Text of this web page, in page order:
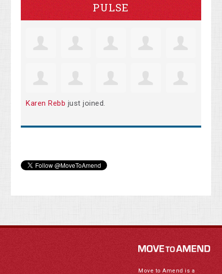
PULSE
Karen Rebb just joined.
Move to Amend is a